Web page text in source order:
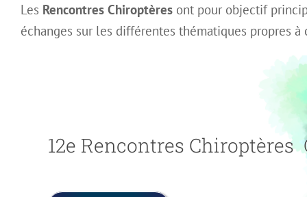
Les Rencontres Chiroptères ont pour objectif
échanges sur les différentes thématiques propres
12e Rencontres Chiroptères